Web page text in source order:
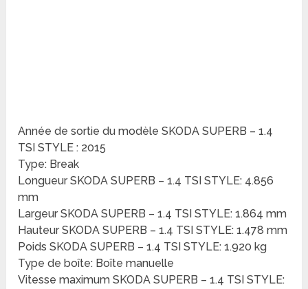
Année de sortie du modèle SKODA SUPERB – 1.4
TSI STYLE : 2015
Type: Break
Longueur SKODA SUPERB – 1.4 TSI STYLE: 4.856
mm
Largeur SKODA SUPERB – 1.4 TSI STYLE: 1.864 mm
Hauteur SKODA SUPERB – 1.4 TSI STYLE: 1.478 mm
Poids SKODA SUPERB – 1.4 TSI STYLE: 1.920 kg
Type de boîte: Boîte manuelle
Vitesse maximum SKODA SUPERB – 1.4 TSI STYLE: